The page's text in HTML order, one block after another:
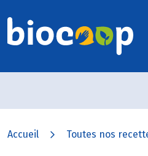
Accueil Toutes nos